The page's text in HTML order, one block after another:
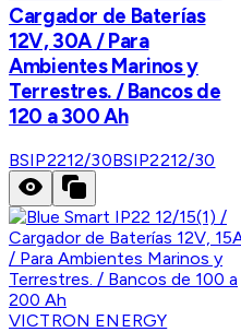
Cargador de Baterías
12V, 30A / Para
Ambientes Marinos y
Terrestres. / Bancos de
120 a 300 Ah
BSIP2212/30BSIP2212/30
VICTRON ENERGY